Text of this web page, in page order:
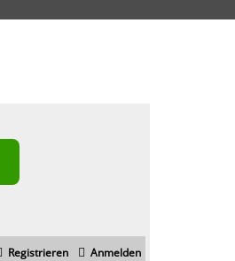
Anmelden
Registrieren